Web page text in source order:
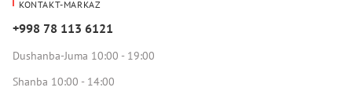
KONTAKT-MARKAZ
+998 78 113 6121
Dushanba-Juma 10:00 - 19:00
Shanba 10:00 - 14:00